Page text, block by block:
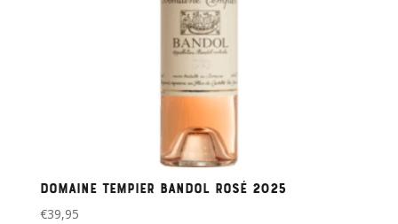
Domaine Tempier Bandol rosé 2025
€39,95